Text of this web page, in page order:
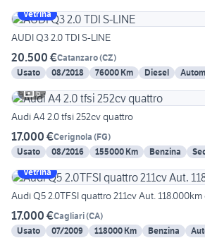
Vetrina
AUDI Q3 2.0 TDI S-LINE
20.500 €Catanzaro(CZ)
Usato
08/2018 76000 Km Diesel
6
Audi A4 2.0 tfsi 252cv quattro
17.000 €Cerignola (FG)
Usato
08/2016 155000 Km Benzina
Vetrina
Audi Q5 2.0TFSI quattro 211cv Aut. 118.000km
17.000 €Cagliari(CA)
Usato
07/2009 118000 Km Benzina